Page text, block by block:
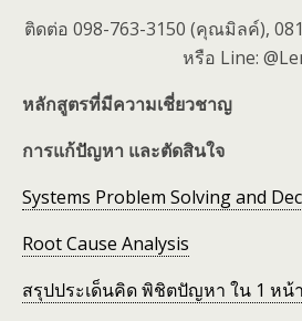
ติดต่อ 098-763-3150 (คุณมิลค์),
หรือ Line:
หลักสูตรที่มีความเชี่ยวชาญ
การแก้ปัญหา และตัดสินใจ
Systems Problem Solving and
Root Cause Analysis
สรุปประเด็นคิด พิชิตปัญหา ใน 1 หน้